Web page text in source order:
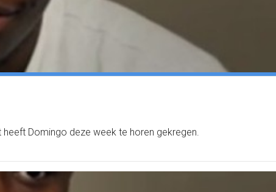
Domingo deze week te horen gekregen.